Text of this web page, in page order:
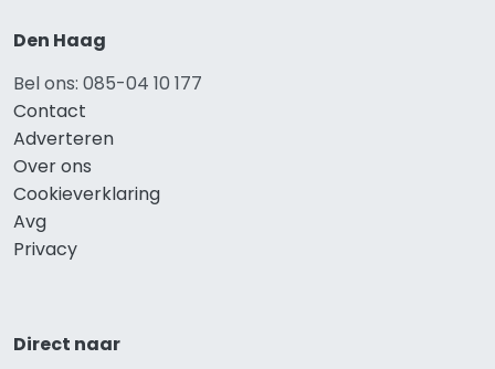
Den Haag
Bel ons: 085-04 10 177
Contact
Adverteren
Over ons
Cookieverklaring
Avg
Privacy
Direct naar